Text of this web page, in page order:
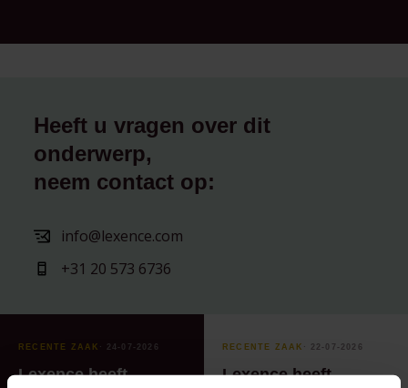
Heeft u vragen over dit
onderwerp,
neem contact op:
info@lexence.com
+31 20 573 6736
RECENTE ZAAK ⸱ 24-07-2026
Lexence heeft
RECENTE ZAAK ⸱ 22-07-2026
Lexence heeft